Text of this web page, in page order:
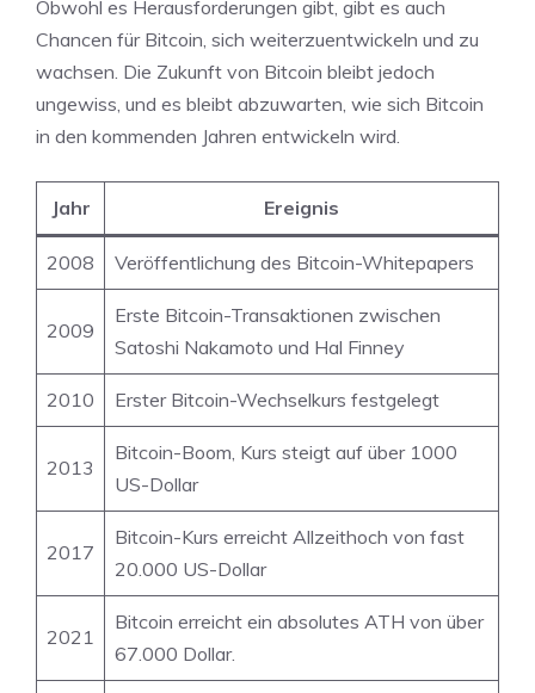
Obwohl es Herausforderungen gibt, gibt es auch
Chancen für Bitcoin, sich weiterzuentwickeln und zu
wachsen. Die Zukunft von Bitcoin bleibt jedoch
ungewiss, und es bleibt abzuwarten, wie sich Bitcoin
in den kommenden Jahren entwickeln wird.
Jahr Ereignis
2008 Veröffentlichung des Bitcoin-Whitepapers
2009
Erste Bitcoin-Transaktionen zwischen
Satoshi Nakamoto und Hal Finney
2010 Erster Bitcoin-Wechselkurs festgelegt
2013
Bitcoin-Boom, Kurs steigt auf über 1000
US-Dollar
2017
Bitcoin-Kurs erreicht Allzeithoch von fast
20.000 US-Dollar
2021
Bitcoin erreicht ein absolutes ATH von über
67.000 Dollar.